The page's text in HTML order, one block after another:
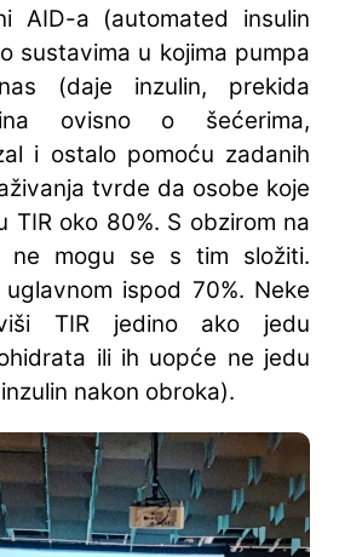
AID-a (automated insulin
sustavima u kojima pumpa
(daje inzulin, prekida
ovisno o šećerima,
i ostalo pomoću zadanih
tvrde da osobe koje
TIR oko 80%. S obzirom na
ne mogu se s tim složiti.
ispod 70%. Neke
TIR jedino ako jedu
ili ih uopće ne jedu
nakon obroka).